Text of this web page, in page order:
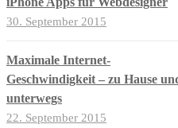
30. September 2015
Maximale Internet-
Geschwindigkeit – zu Hause
unterwegs
22. September 2015